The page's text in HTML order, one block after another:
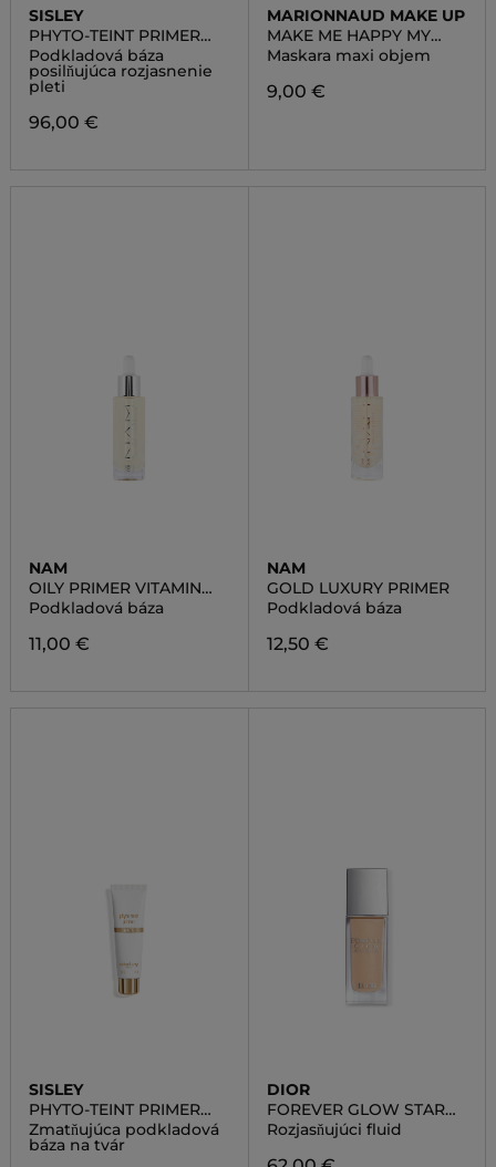
SISLEY
PHYTO-TEINT PRIMER
GLOW
Podkladová báza
posilňujúca rozjasnenie
pleti
96,00 €
MARIONNAUD MAKE UP
MAKE ME HAPPY MY
CRAZY LASH MASCARA
Maskara maxi objem
9,00 €
NAM
OILY PRIMER VITAMIN
BOOSTER
Podkladová báza
11,00 €
NAM
GOLD LUXURY PRIMER
Podkladová báza
12,50 €
SISLEY
PHYTO-TEINT PRIMER
MATTE
Zmatňujúca podkladová
báza na tvár
DIOR
FOREVER GLOW STAR
FILTER
Rozjasňujúci fluid